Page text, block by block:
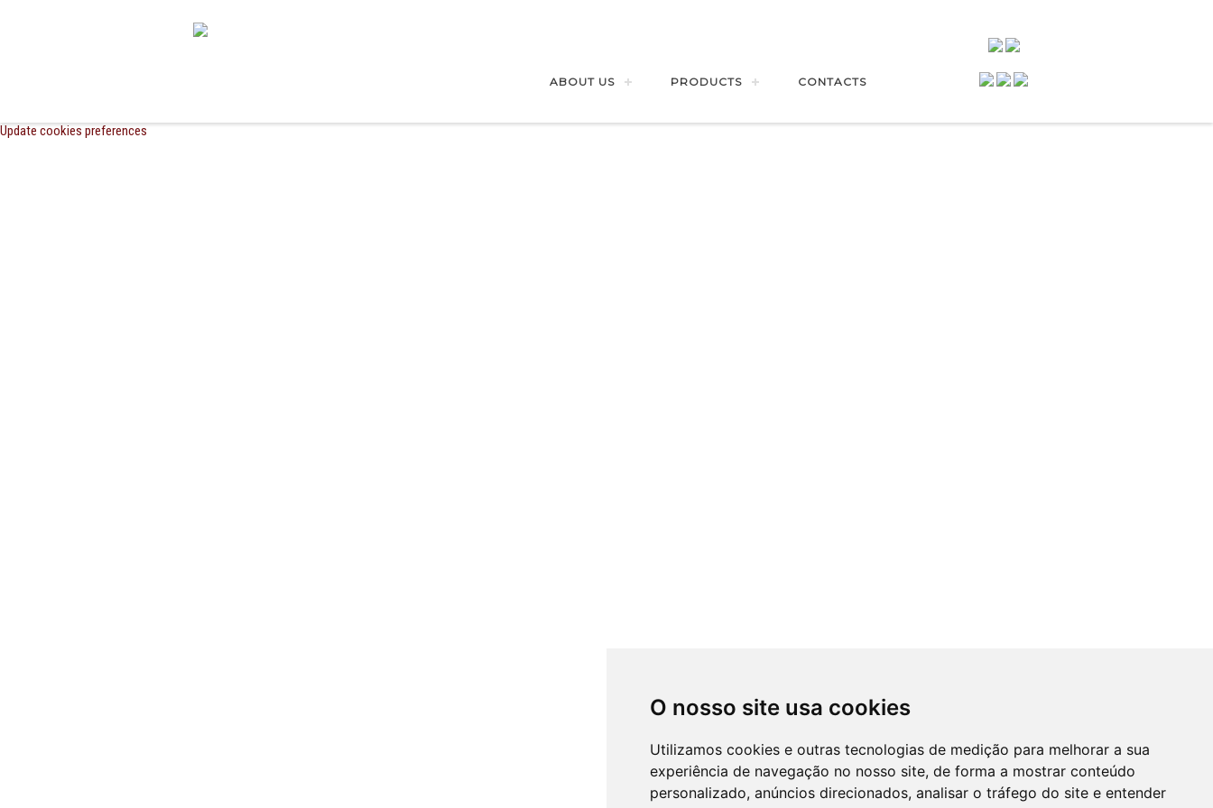
O nosso site usa cookies
Utilizamos cookies e outras tecnologias de medição para melhorar a sua
experiência de navegação no nosso site, de forma a mostrar conteúdo
personalizado, anúncios direcionados, analisar o tráfego do site e entender
ABOUT US PRODUCTS CONTACTS
Update cookies preferences